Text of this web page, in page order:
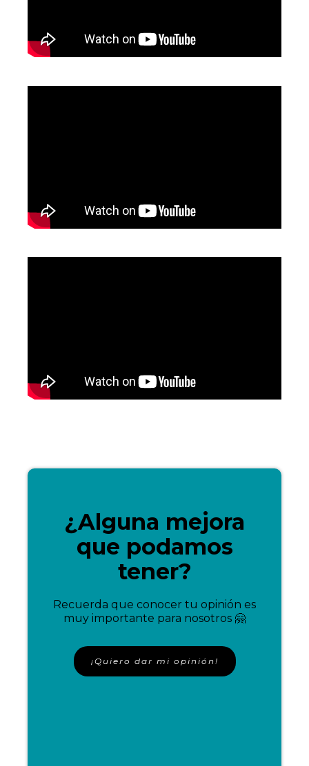
¿Alguna mejora
que podamos
tener?
Recuerda que conocer tu opinión es
muy importante para nosotros 🤗
¡Quiero dar mi opinión!